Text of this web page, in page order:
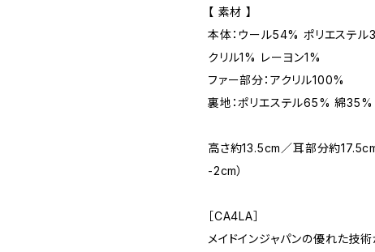
【 素材 】
本体：ウール54% ポリエステ
クリル1% レーヨン1%
ファー部分：アクリル100%
裏地：ポリエステル65% 綿35%
高さ約13.5cm／耳部分約
-2cm）
［CA4LA］
メイドインジャパンの優れた技